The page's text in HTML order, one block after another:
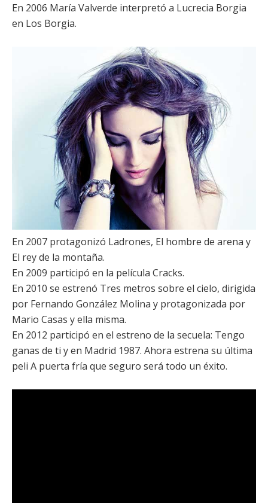
En 2006 María Valverde interpretó a Lucrecia Borgia
en Los Borgia.
En 2007 protagonizó Ladrones, El hombre de arena y
El rey de la montaña.
En 2009 participó en la película Cracks.
En 2010 se estrenó Tres metros sobre el cielo, dirigida
por Fernando González Molina y protagonizada por
Mario Casas y ella misma.
En 2012 participó en el estreno de la secuela: Tengo
ganas de ti y en Madrid 1987. Ahora estrena su última
peli A puerta fría que seguro será todo un éxito.